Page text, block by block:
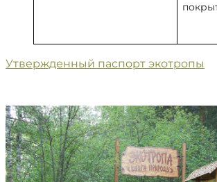
Утвержденный паспорт экотропы